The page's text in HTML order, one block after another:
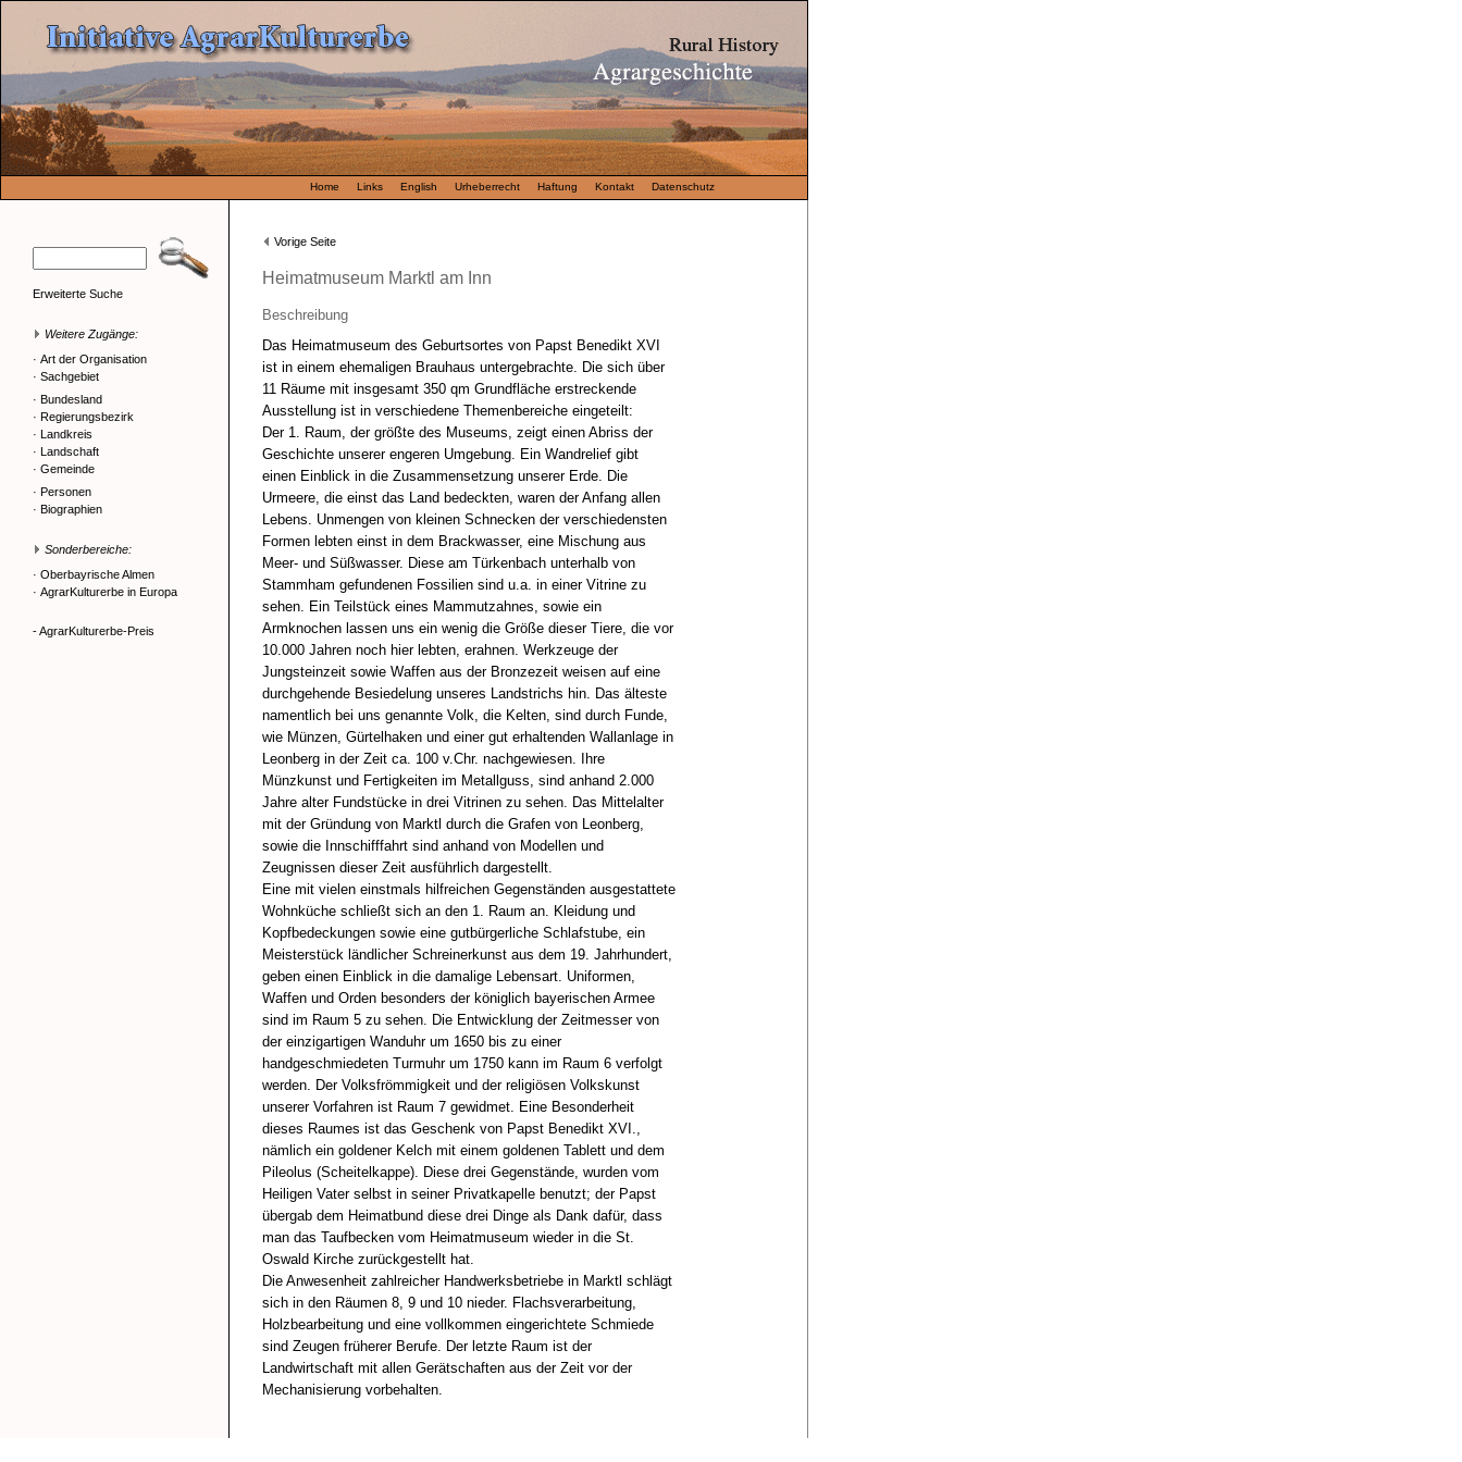
Home Links English Urheberrecht Haftung Kontakt Datenschutz
Erweiterte Suche
Weitere Zugänge:
· Art der Organisation
· Sachgebiet
· Bundesland
· Regierungsbezirk
· Landkreis
· Landschaft
· Gemeinde
· Personen
· Biographien
Sonderbereiche:
· Oberbayrische Almen
· AgrarKulturerbe in Europa
- AgrarKulturerbe-Preis
Vorige Seite
Heimatmuseum Marktl am Inn
Beschreibung
Das Heimatmuseum des Geburtsortes von Papst Benedikt XVI
ist in einem ehemaligen Brauhaus untergebrachte. Die sich über
11 Räume mit insgesamt 350 qm Grundfläche erstreckende
Ausstellung ist in verschiedene Themenbereiche eingeteilt:
Der 1. Raum, der größte des Museums, zeigt einen Abriss der
Geschichte unserer engeren Umgebung. Ein Wandrelief gibt
einen Einblick in die Zusammensetzung unserer Erde. Die
Urmeere, die einst das Land bedeckten, waren der Anfang allen
Lebens. Unmengen von kleinen Schnecken der verschiedensten
Formen lebten einst in dem Brackwasser, eine Mischung aus
Meer- und Süßwasser. Diese am Türkenbach unterhalb von
Stammham gefundenen Fossilien sind u.a. in einer Vitrine zu
sehen. Ein Teilstück eines Mammutzahnes, sowie ein
Armknochen lassen uns ein wenig die Größe dieser Tiere, die vor
10.000 Jahren noch hier lebten, erahnen. Werkzeuge der
Jungsteinzeit sowie Waffen aus der Bronzezeit weisen auf eine
durchgehende Besiedelung unseres Landstrichs hin. Das älteste
namentlich bei uns genannte Volk, die Kelten, sind durch Funde,
wie Münzen, Gürtelhaken und einer gut erhaltenden Wallanlage in
Leonberg in der Zeit ca. 100 v.Chr. nachgewiesen. Ihre
Münzkunst und Fertigkeiten im Metallguss, sind anhand 2.000
Jahre alter Fundstücke in drei Vitrinen zu sehen. Das Mittelalter
mit der Gründung von Marktl durch die Grafen von Leonberg,
sowie die Innschifffahrt sind anhand von Modellen und
Zeugnissen dieser Zeit ausführlich dargestellt.
Eine mit vielen einstmals hilfreichen Gegenständen ausgestattete
Wohnküche schließt sich an den 1. Raum an. Kleidung und
Kopfbedeckungen sowie eine gutbürgerliche Schlafstube, ein
Meisterstück ländlicher Schreinerkunst aus dem 19. Jahrhundert,
geben einen Einblick in die damalige Lebensart. Uniformen,
Waffen und Orden besonders der königlich bayerischen Armee
sind im Raum 5 zu sehen. Die Entwicklung der Zeitmesser von
der einzigartigen Wanduhr um 1650 bis zu einer
handgeschmiedeten Turmuhr um 1750 kann im Raum 6 verfolgt
werden. Der Volksfrömmigkeit und der religiösen Volkskunst
unserer Vorfahren ist Raum 7 gewidmet. Eine Besonderheit
dieses Raumes ist das Geschenk von Papst Benedikt XVI.,
nämlich ein goldener Kelch mit einem goldenen Tablett und dem
Pileolus (Scheitelkappe). Diese drei Gegenstände, wurden vom
Heiligen Vater selbst in seiner Privatkapelle benutzt; der Papst
übergab dem Heimatbund diese drei Dinge als Dank dafür, dass
man das Taufbecken vom Heimatmuseum wieder in die St.
Oswald Kirche zurückgestellt hat.
Die Anwesenheit zahlreicher Handwerksbetriebe in Marktl schlägt
sich in den Räumen 8, 9 und 10 nieder. Flachsverarbeitung,
Holzbearbeitung und eine vollkommen eingerichtete Schmiede
sind Zeugen früherer Berufe. Der letzte Raum ist der
Landwirtschaft mit allen Gerätschaften aus der Zeit vor der
Mechanisierung vorbehalten.